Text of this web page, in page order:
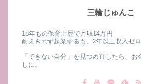
三輪じゅんこ
18年もの保育士歴で月収14万円
耐えきれず起業するも、2年以上収入ゼロ
「できない自分」を見つめ直したら、お
しに。